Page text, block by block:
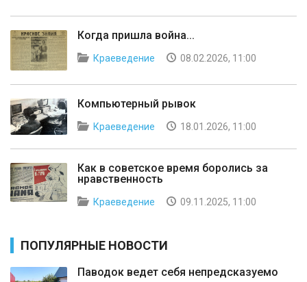
Когда пришла война...
Краеведение 08.02.2026, 11:00
Компьютерный рывок
Краеведение 18.01.2026, 11:00
Как в советское время боролись за
нравственность
Краеведение 09.11.2025, 11:00
ПОПУЛЯРНЫЕ НОВОСТИ
Паводок ведет себя непредсказуемо